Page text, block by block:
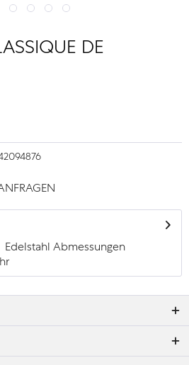
DE
Abmessungen